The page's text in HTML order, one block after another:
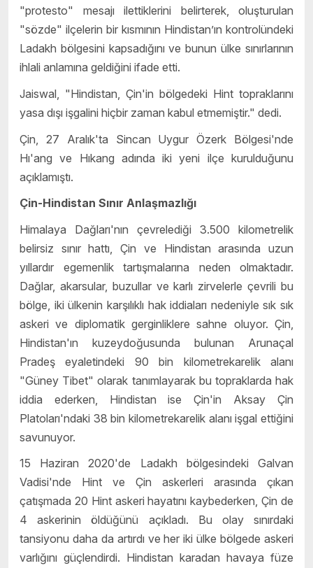
"protesto" mesajı ilettiklerini belirterek, oluşturulan
"sözde" ilçelerin bir kısmının Hindistan’ın kontrolündeki
Ladakh bölgesini kapsadığını ve bunun ülke sınırlarının
ihlali anlamına geldiğini ifade etti.
Jaiswal, "Hindistan, Çin'in bölgedeki Hint topraklarını
yasa dışı işgalini hiçbir zaman kabul etmemiştir." dedi.
Çin, 27 Aralık'ta Sincan Uygur Özerk Bölgesi'nde
Hı'ang ve Hıkang adında iki yeni ilçe kurulduğunu
açıklamıştı.
Çin-Hindistan Sınır Anlaşmazlığı
Himalaya Dağları'nın çevrelediği 3.500 kilometrelik
belirsiz sınır hattı, Çin ve Hindistan arasında uzun
yıllardır egemenlik tartışmalarına neden olmaktadır.
Dağlar, akarsular, buzullar ve karlı zirvelerle çevrili bu
bölge, iki ülkenin karşılıklı hak iddiaları nedeniyle sık sık
askeri ve diplomatik gerginliklere sahne oluyor. Çin,
Hindistan'ın kuzeydoğusunda bulunan Arunaçal
Pradeş eyaletindeki 90 bin kilometrekarelik alanı
"Güney Tibet" olarak tanımlayarak bu topraklarda hak
iddia ederken, Hindistan ise Çin'in Aksay Çin
Platoları'ndaki 38 bin kilometrekarelik alanı işgal ettiğini
savunuyor.
15 Haziran 2020'de Ladakh bölgesindeki Galvan
Vadisi'nde Hint ve Çin askerleri arasında çıkan
çatışmada 20 Hint askeri hayatını kaybederken, Çin de
4 askerinin öldüğünü açıkladı. Bu olay sınırdaki
tansiyonu daha da artırdı ve her iki ülke bölgede askeri
varlığını güçlendirdi. Hindistan karadan havaya füze